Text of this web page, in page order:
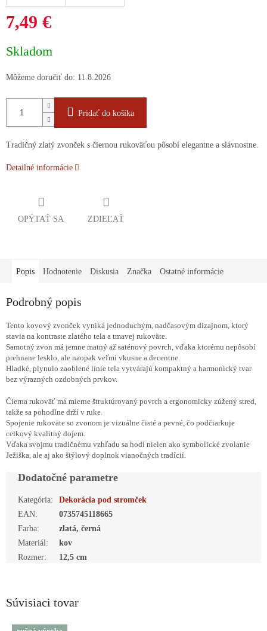
7,49 €
cena:
Skladom
Môžeme doručiť do: 11.8.2026
Pridať do košíka
Tradičný zlatý zvonček s čiernou rukoväťou pôsobí elegantne a slávnostne.
Detailné informácie
OPÝTAŤ SA ZDIEĽAŤ
Súvisiaci tovar
Popis Hodnotenie Diskusia Značka Ostatné informácie
Podrobný popis
Tento kovový zvonček vyniká jednoduchým, nadčasovým dizajnom, ktorý
stavia na kontraste zlatého tela a tmavej rukoväte.
Samotný zvon má jemne matný až saténový povrch, vďaka ktorému nepôsobí
prehnane lesklo, ale naopak veľmi vkusne a decentne.
Hladké, plynulo zaoblené línie tela vytvárajú kompaktný a harmonický tvar
bez výrazných ozdobných prvkov.
Čierna rukoväť má mierne štruktúrovaný povrch a ergonomicky zúžený stred,
takže sa pohodlne drží v ruke.
Spojenie rukoväte so zvonom je vizuálne čisté a pevné, čo podčiarkuje
celkový kvalitný dojem.
Vďaka svojmu tradičnému vzhľadu sa hodí nielen ako symbolické zvolanie
Ježiška, ale aj ako štýlový doplnok vianočných tradícií.
Dodatočné parametre
Kategória:
Dekorácia pod stromček
EAN:
0735745118665
Farba:
zlatá, černá
Materiál :
kov
Rozmer: 12,5 cm